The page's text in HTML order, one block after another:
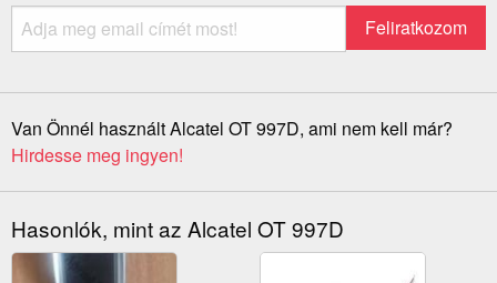
Van Önnél használt Alcatel OT 997D, ami nem kell már?
Hirdesse meg ingyen!
Hasonlók, mint az Alcatel OT 997D